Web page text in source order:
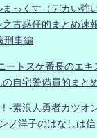
まっくす（デカい強
古惑仔的まとめ速
刑事編
ートスケ番長のエキ
自宅警備員的まと
-素浪人勇者カツオ
ノ洋子のはなしは